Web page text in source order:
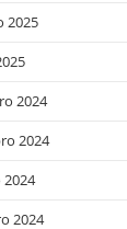
2025
2024
2024
2024